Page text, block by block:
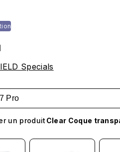
Specials
Pro
un produit Clear Coque